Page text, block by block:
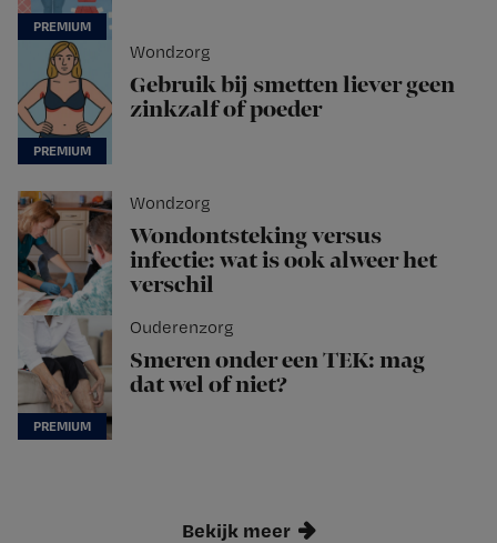
Wondzorg
Gebruik bij smetten liever geen
zinkzalf of poeder
Wondzorg
Wondontsteking versus
infectie: wat is ook alweer het
verschil
Ouderenzorg
Smeren onder een TEK: mag
dat wel of niet?
Bekijk meer